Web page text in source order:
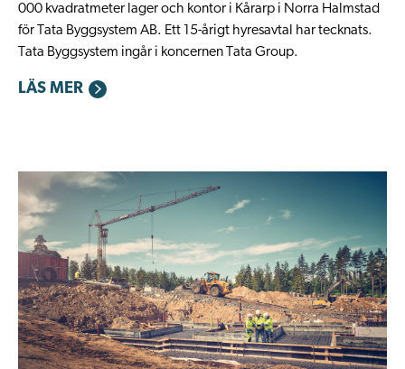
000 kvadratmeter lager och kontor i Kårarp i Norra Halmstad
för Tata Byggsystem AB. Ett 15-årigt hyresavtal har tecknats.
Tata Byggsystem ingår i koncernen Tata Group.
LÄS MER